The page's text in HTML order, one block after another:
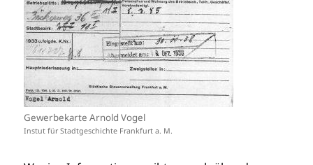
Gewerbekarte Arnold Vogel
Instut für Stadtgeschichte Frankfurt a. M.